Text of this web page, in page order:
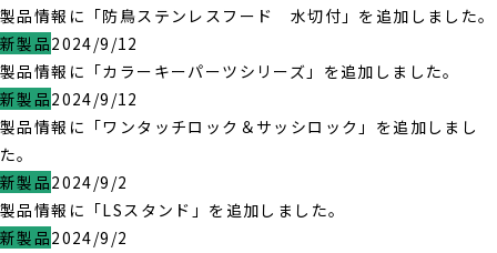
製品情報に「防鳥ステンレスフード 水切付」を追加しました。
新製品2024/9/12
製品情報に「カラーキーパーツシリーズ」を追加しました。
新製品2024/9/12
製品情報に「ワンタッチロック＆サッシロック」を追加しまし
た。
新製品2024/9/2
製品情報に「LSスタンド」を追加しました。
新製品2024/9/2